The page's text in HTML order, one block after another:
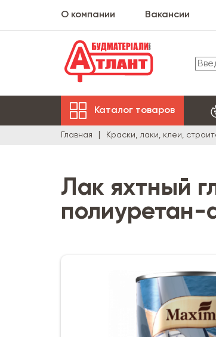
О компании Вакансии
Каталог товаров
Главная Краски, лаки, клеи,
Лак яхтный
полиуретан-